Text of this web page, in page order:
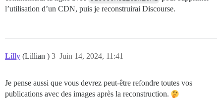
l’utilisation d’un CDN, puis je reconstruirai Discourse.
Lilly (Lillian ) Juin 14, 2024, 11:41
3
Je pense aussi que vous devrez peut-être refondre toutes vos
publications avec des images après la reconstruction.